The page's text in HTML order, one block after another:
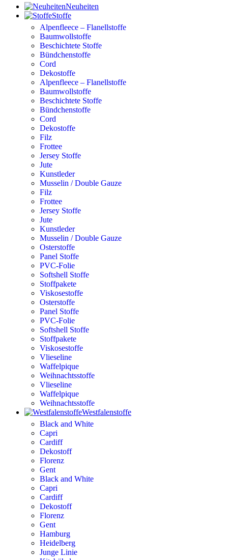
Neuheiten
Stoffe
Alpenfleece – Flanellstoffe
Baumwollstoffe
Beschichtete Stoffe
Bündchenstoffe
Cord
Dekostoffe
Alpenfleece – Flanellstoffe
Baumwollstoffe
Beschichtete Stoffe
Bündchenstoffe
Cord
Dekostoffe
Filz
Frottee
Jersey Stoffe
Jute
Kunstleder
Musselin / Double Gauze
Filz
Frottee
Jersey Stoffe
Jute
Kunstleder
Musselin / Double Gauze
Osterstoffe
Panel Stoffe
PVC-Folie
Softshell Stoffe
Stoffpakete
Viskosestoffe
Osterstoffe
Panel Stoffe
PVC-Folie
Softshell Stoffe
Stoffpakete
Viskosestoffe
Vlieseline
Waffelpique
Weihnachtsstoffe
Vlieseline
Waffelpique
Weihnachtsstoffe
Westfalenstoffe
Black and White
Capri
Cardiff
Dekostoff
Florenz
Gent
Black and White
Capri
Cardiff
Dekostoff
Florenz
Gent
Hamburg
Heidelberg
Junge Linie